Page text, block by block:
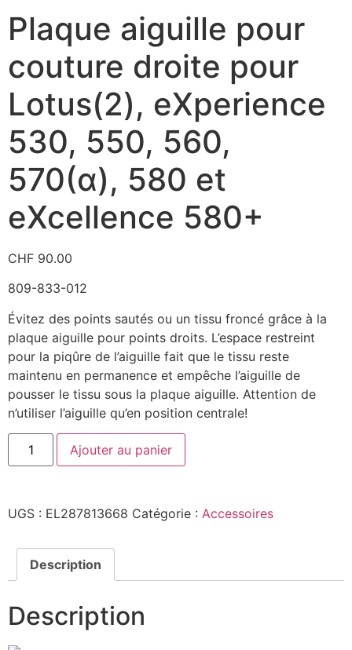
Plaque aiguille pour
couture droite pour
Lotus(2), eXperience
530, 550, 560,
570(α), 580 et
eXcellence 580+
CHF 90.00
809-833-012
Évitez des points sautés ou un tissu froncé grâce à la
plaque aiguille pour points droits. L’espace restreint
pour la piqûre de l’aiguille fait que le tissu reste
maintenu en permanence et empêche l’aiguille de
pousser le tissu sous la plaque aiguille. Attention de
n’utiliser l’aiguille qu’en position centrale!
Ajouter au panier
UGS : EL287813668 Catégorie : Accessoires
Description
Description